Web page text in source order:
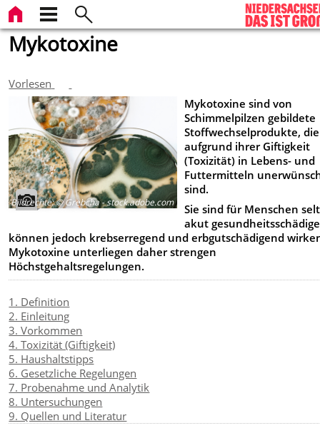
Mykotoxine
Vorlesen
Bildrechte:© Grebcha - stock.adobe.com
Mykotoxine sind von
Schimmelpilzen gebildete
Stoffwechselprodukte, die
aufgrund ihrer Giftigkeit
(Toxizität) in Lebens- und
Futtermitteln
sind.
Sie sind für Menschen
akut
können jedoch krebserregend und erbgutschädigend
Mykotoxine unterliegen daher strengen
Höchstgehaltsregelungen.
1. Definition
2. Einleitung
3. Vorkommen
4. Toxizität (Giftigkeit)
5. Haushaltstipps
6. Gesetzliche Regelungen
7. Probenahme und Analytik
8. Untersuchungen
9. Quellen und Literatur